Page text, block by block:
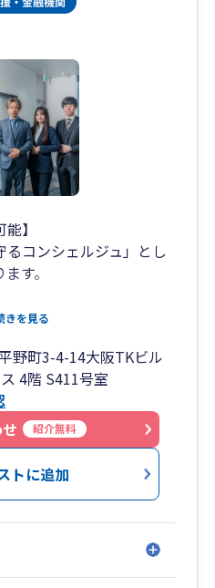
】
コンシェルジュ」とし
す。
とし、
の受け渡しやお客様の
間”をサポート、
的な資金・利益計画を一
・補助金等をご案内
サポートいたします。
きを見る
野町3-4-14大阪TKビル
4階 S411号室
紹介無料
トに追加